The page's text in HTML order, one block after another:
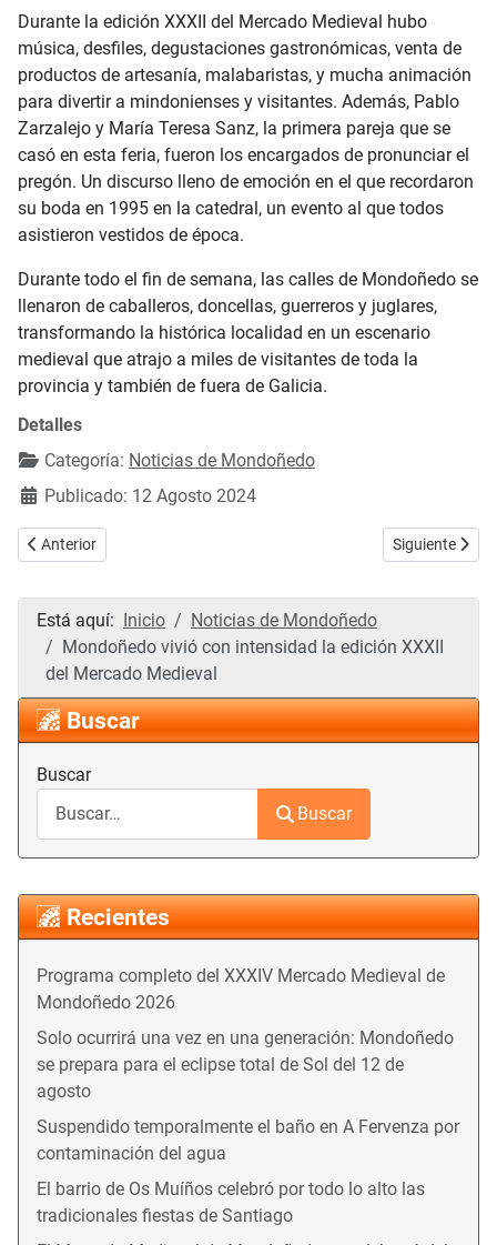
Durante la edición XXXII del Mercado Medieval hubo
música, desfiles, degustaciones gastronómicas, venta de
productos de artesanía, malabaristas, y mucha animación
para divertir a mindonienses y visitantes. Además, Pablo
Zarzalejo y María Teresa Sanz, la primera pareja que se
casó en esta feria, fueron los encargados de pronunciar el
pregón. Un discurso lleno de emoción en el que recordaron
su boda en 1995 en la catedral, un evento al que todos
asistieron vestidos de época.
Durante todo el fin de semana, las calles de Mondoñedo se
llenaron de caballeros, doncellas, guerreros y juglares,
transformando la histórica localidad en un escenario
medieval que atrajo a miles de visitantes de toda la
provincia y también de fuera de Galicia.
Detalles
Categoría: Noticias de Mondoñedo
Publicado: 12 Agosto 2024
Artículo anterior: La Mancomunidad de Municipios de A Mariña
Anterior Artículo
Siguiente
Está aquí: Inicio
Noticias de Mondoñedo
Mondoñedo vivió con intensidad la edición XXXII
del Mercado Medieval
Buscar
Buscar
Buscar
Recientes
Programa completo del XXXIV Mercado Medieval de
Mondoñedo 2026
Solo ocurrirá una vez en una generación: Mondoñedo
se prepara para el eclipse total de Sol del 12 de
agosto
Suspendido temporalmente el baño en A Fervenza por
contaminación del agua
El barrio de Os Muíños celebró por todo lo alto las
tradicionales fiestas de Santiago